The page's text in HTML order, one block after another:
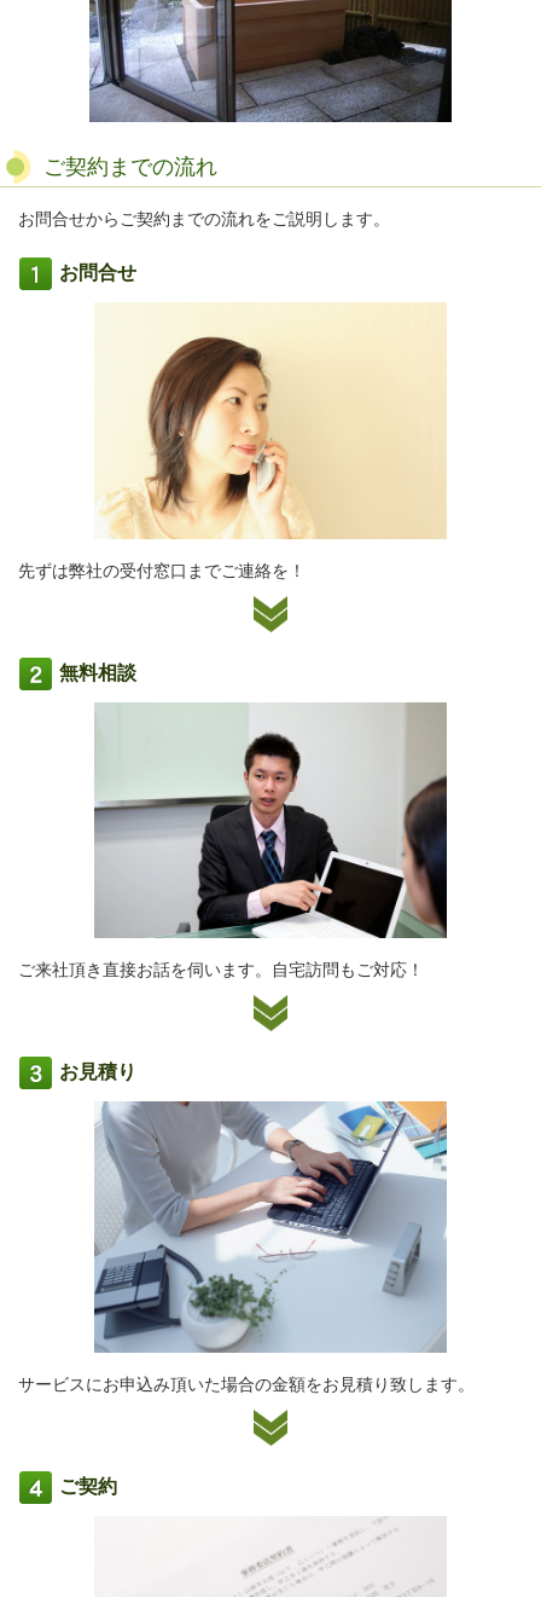
ご契約までの流れ
お問合せからご契約までの流れをご説明します。
お問合せ
先ずは弊社の受付窓口までご連絡を！
無料相談
ご来社頂き直接お話を伺います。自宅訪問もご対応！
お見積り
サービスにお申込み頂いた場合の金額をお見積り致します。
ご契約